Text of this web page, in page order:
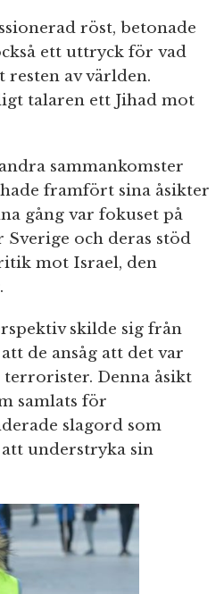
röst, betonade
ett uttryck för vad
resten av världen.
talaren ett Jihad mot
sammankomster
framfört sina åsikter
gång var fokuset på
och deras stöd
mot Israel, den
skilde sig från
de ansåg att det var
terrorister. Denna åsikt
samlats för
slagord som
understryka sin